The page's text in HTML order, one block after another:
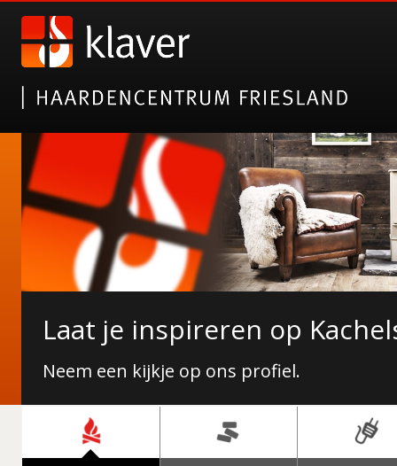
Nieuwe collectie
Janco de Jong!
Laat je inspireren op
Neem een kijkje op ons profiel.
NAVIGATIE